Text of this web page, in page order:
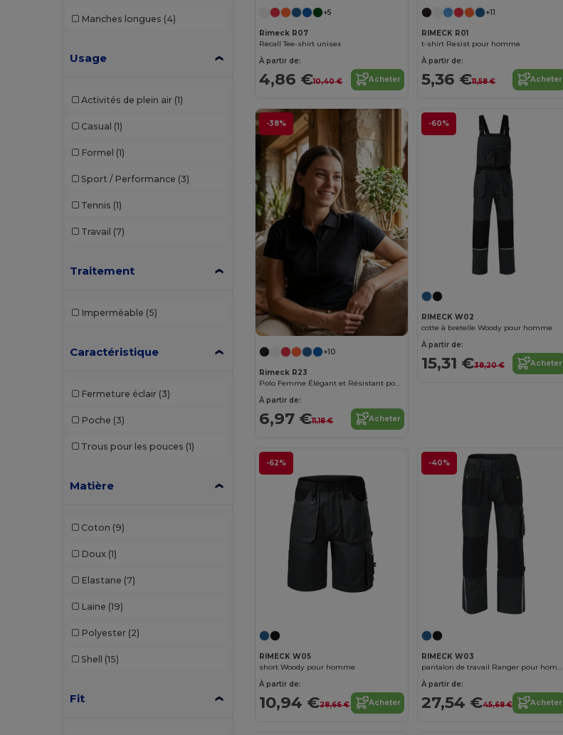
Black&Match
Brook Taverner
Build Your Brand
CamelBak
Carhartt
Case Logic
Caterpillar (2)
Cherokee (4)
Craghoppers (14)
Crocs (3)
Dickies (8)
Ecologie (8)
Egotier
EgotierPro
Ekston (10)
Elevate (25)
Elevate Essentials
Manches longues (4)
Usage
Activités de plein air (1)
Casual (1)
Formel (1)
Sport / Performance (3)
Tennis (1)
Travail (7)
Traitement
Imperméable (5)
Caractéristique
Fermeture éclair (3)
Poche (3)
Trous pour les pouces (1)
Matière
Coton (9)
Doux (1)
Elastane (7)
Laine (19)
Polyester (2)
Shell (15)
Fit
+5
Rimeck R07
Recall Tee-shirt unisex
À partir de:
4,86 €10,40 € Acheter
+11
RIMECK R01
t-shirt Resist pour homme
À partir de:
5,36 €11,58 € Acheter
-38%
+10
Rimeck R23
Polo Femme Élégant et Résistant pour le Travail
À partir de:
6,97 €11,18 € Acheter
-60%
RIMECK W02
cotte à bretelle Woody pour homme
À partir de:
15,31 €38,20 € Acheter
-62%
RIMECK W05
short Woody pour homme
À partir de:
10,94 €28,66 € Acheter
-40%
RIMECK W03
pantalon de travail Ranger pour homme
À partir de:
27,54 €45,68 € Acheter